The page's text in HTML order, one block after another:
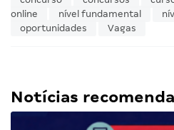
online
nível fundamental
oportunidades
Vagas
Notícias